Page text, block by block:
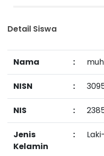
Detail Siswa
Nama :
NISN :
NIS :
Jenis
Kelamin
: